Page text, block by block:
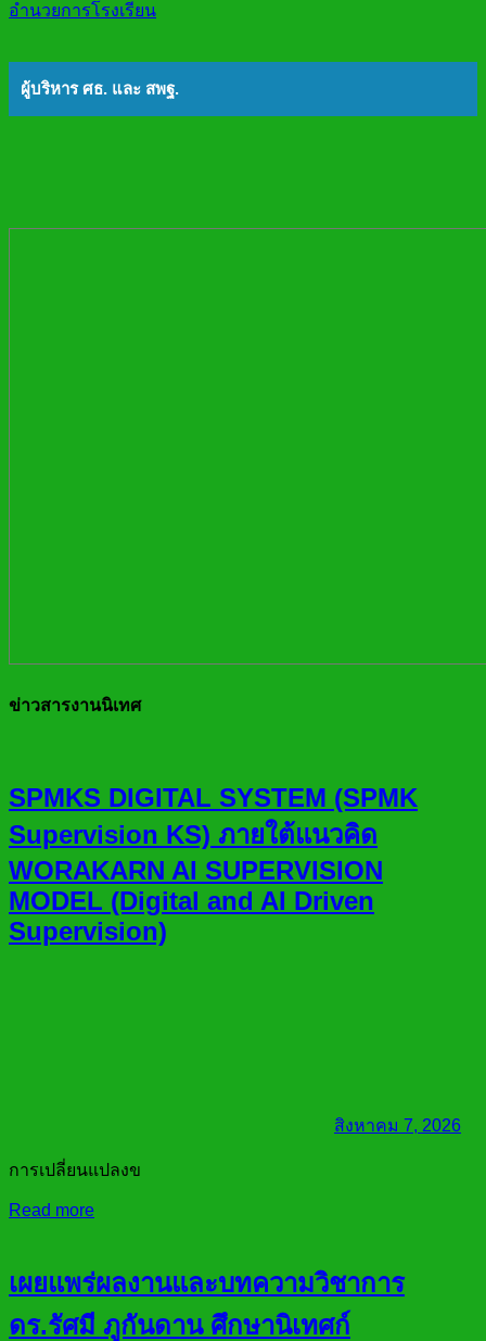
อำนวยการโรงเรียน
ผู้บริหาร ศธ. และ สพฐ.
ข่าวสารงานนิเทศ
SPMKS DIGITAL SYSTEM (SPMK
Supervision KS) ภายใต้แนวคิด
WORAKARN AI SUPERVISION
MODEL (Digital and AI Driven
Supervision)
สิงหาคม 7, 2026
การเปลี่ยนแปลงข
Read more
เผยแพร่ผลงานและบทความวิชาการ
ดร.รัศมี ภูกันดาน ศึกษานิเทศก์